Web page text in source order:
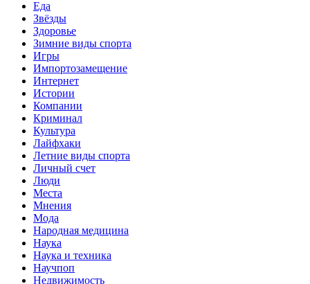
Еда
Звёзды
Здоровье
Зимние виды спорта
Игры
Импортозамещение
Интернет
Истории
Компании
Криминал
Культура
Лайфхаки
Летние виды спорта
Личный счет
Люди
Места
Мнения
Мода
Народная медицина
Наука
Наука и техника
Научпоп
Недвижимость